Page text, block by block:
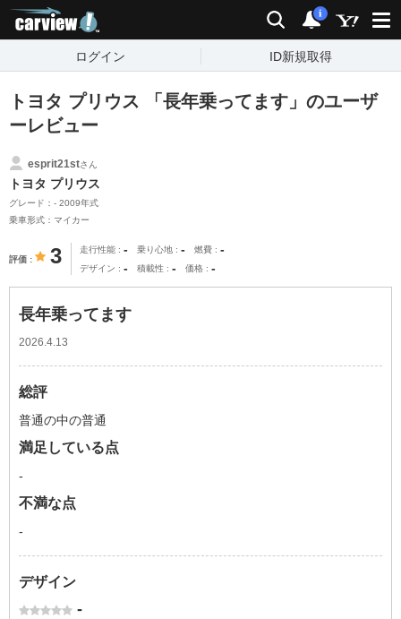
検索 通知
i
ログイン ID新規取得
トヨタ プリウス 「長年乗ってます」のユーザ
ーレビュー
esprit21stさん
トヨタ プリウス
グレード：- 2009年式
乗車形式：マイカー
評価 3 走行性能 - 乗り心地 - 燃費 -
デザイン - 積載性 - 価格 -
長年乗ってます
2026.4.13
総評
普通の中の普通
満足している点
-
不満な点
-
デザイン
-